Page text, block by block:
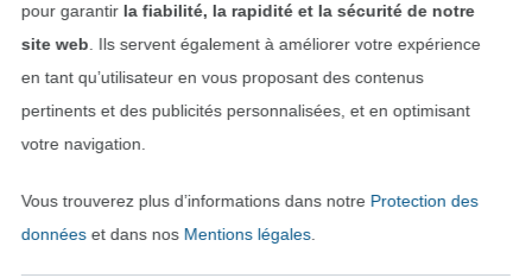
pour garantir la fiabilité, la rapidité et la sécurité de notre
site web . Ils servent également à améliorer votre expérience
en tant qu’utilisateur en vous proposant des contenus
pertinents et des publicités personnalisées, et en optimisant
votre navigation.
Vous trouverez plus d’informations dans notre Protection des
donnéeset dans nos Mentions légales.